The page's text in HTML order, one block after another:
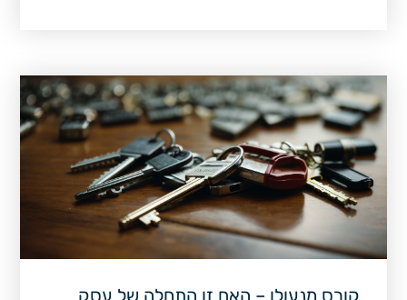
קורס מנעולן – האם זו התחלה של עסק